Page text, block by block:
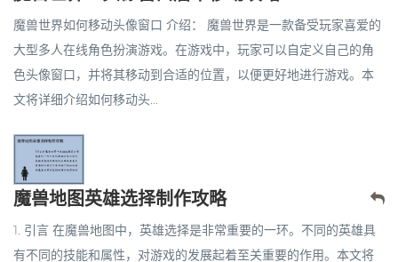
魔兽世界如何移动头像窗口 介绍： 魔兽世界是一款备受玩家喜爱的
大型多人在线角色扮演游戏。在游戏中，玩家可以自定义自己的角
色头像窗口，并将其移动到合适的位置，以便更好地进行游戏。本
文将详细介绍如何移动头...
魔兽地图英雄选择制作攻略
1. 引言 在魔兽地图中，英雄选择是非常重要的一环。不同的英雄具
有不同的技能和属性，对游戏的发展起着至关重要的作用。本文将